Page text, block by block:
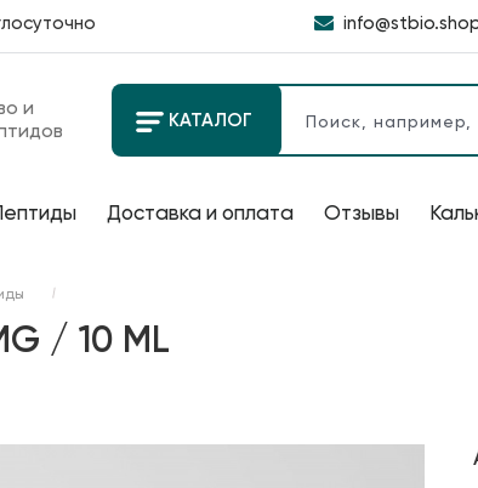
и
КАТАЛОГ
Доставка и оплата Отзывы
/ 10 ML